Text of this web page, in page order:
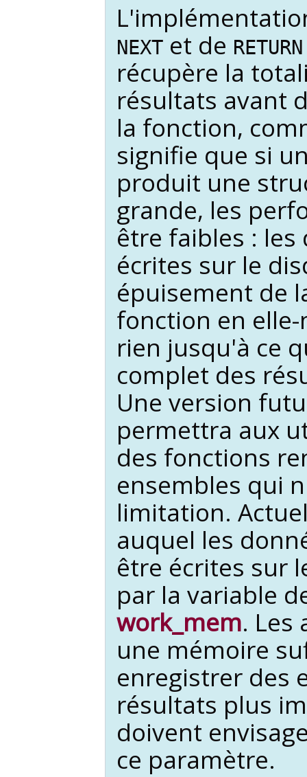
NEXT et de
récupère la
résultats avant
la fonction,
signifie que si
produit une
grande, les
être faibles :
écrites sur le
épuisement de
fonction en
rien jusqu'à ce
complet des
Une version
permettra aux
des fonctions
ensembles qui
limitation.
auquel les
être écrites sur
par la variable
work_mem. Les
une mémoire
enregistrer des
résultats plus
doivent
ce paramètre.